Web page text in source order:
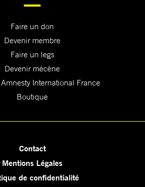
Faire un don
Devenir membre
Faire un legs
Devenir mécène
International France
Boutique
Contact
Mentions Légales
de confidentialité